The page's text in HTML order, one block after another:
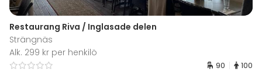
Restaurang Riva / Inglasade delen
Strängnäs
Alk. 299 kr per henkilö
90 100